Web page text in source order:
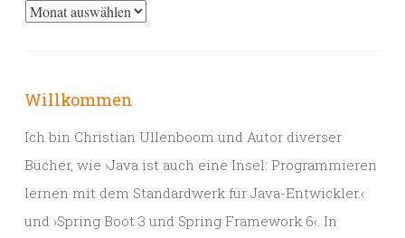
Archiv
Willkommen
Ich bin Christian Ullenboom und Autor diverser
Bücher, wie ›Java ist auch eine Insel: Programmieren
lernen mit dem Standardwerk für Java-Entwickler.‹
und ›Spring Boot 3 und Spring Framework 6‹. In